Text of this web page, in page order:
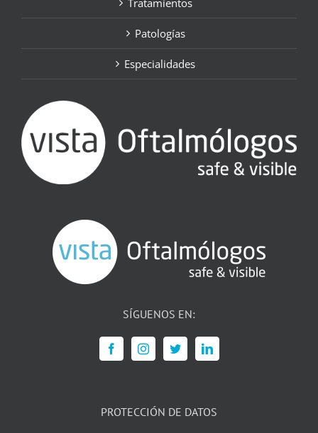
Tratamientos
Patologías
Especialidades
SÍGUENOS EN:
PROTECCIÓN DE DATOS